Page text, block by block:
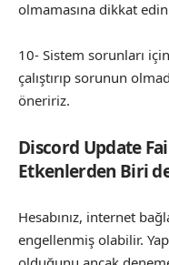
olmamasına dikkat
10- Sistem sorunları
çalıştırıp sorunun
öneririz.
Discord Update
Etkenlerden Biri
Hesabınız, internet
engellenmiş olabilir.